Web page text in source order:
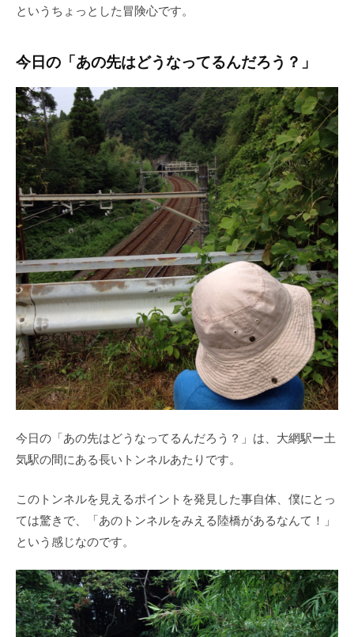
というちょっとした冒険心です。
今日の「あの先はどうなってるんだろう？」
今日の「あの先はどうなってるんだろう？」は、大網駅ー土
気駅の間にある長いトンネルあたりです。
このトンネルを見えるポイントを発見した事自体、僕にとっ
ては驚きで、「あのトンネルをみえる陸橋があるなんて！」
という感じなのです。